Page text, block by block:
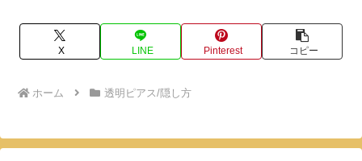
X LINE Pinterest コピー
ホーム 透明ピアス/隠し方